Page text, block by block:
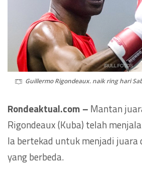
Guillermo Rigondeaux. naik ring hari
Rondeaktual.com – Mantan
Rigondeaux (Kuba) telah
Ia bertekad untuk menjadi juara
yang berbeda.